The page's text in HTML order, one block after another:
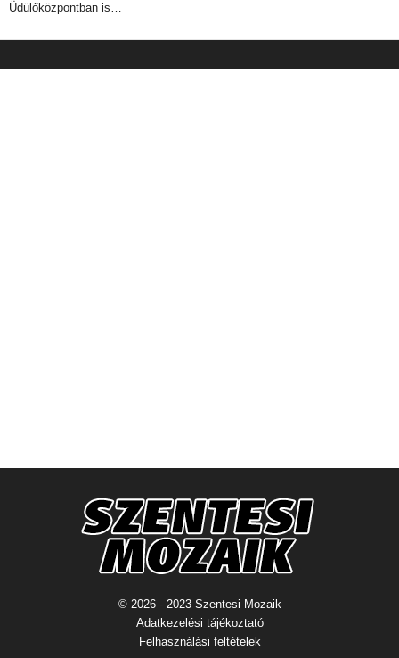
Üdülőközpontban is…
© 2026 - 2023 Szentesi Mozaik
Adatkezelési tájékoztató
Felhasználási feltételek